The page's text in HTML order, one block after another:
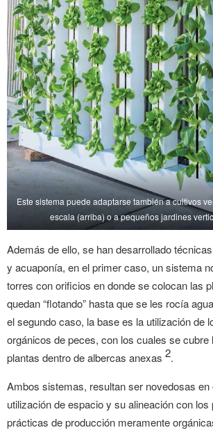
Este sistema puede adaptarse también a cultivos
escala (arriba) o a pequeños jardines
Además de ello, se han desarrollado
y acuaponía, en el primer caso, un sistema
torres con orificios en donde se colocan las
quedan “flotando” hasta que se les rocía
el segundo caso, la base es la utilización de
orgánicos de peces, con los cuales se cubre
plantas dentro de albercas anexas 2.
Ambos sistemas, resultan ser novedosas en
utilización de espacio y su alineación con los
prácticas de producción meramente